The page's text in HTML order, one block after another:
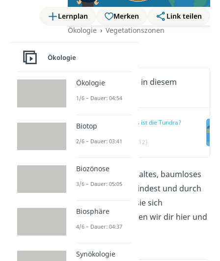
Lernplan Merken
Link teilen
Ökologie
Vegetationszonen
Wichtige Inhalte in diesem
Video
Was ist die Tundra?
(00:12)
DieTundraist ein kaltes, baumloses
Gebiet. Wo du sie findest und durch
welche Merkmale sie sich
auszeichnet, erklären wir dir hier und
imVideo!
Ökologie
Ökologie
1/6 – Dauer: 04:54
Biotop
2/6 – Dauer: 03:41
Biozönose
3/6 – Dauer: 05:05
Biosphäre
4/6 – Dauer: 04:37
Synökologie